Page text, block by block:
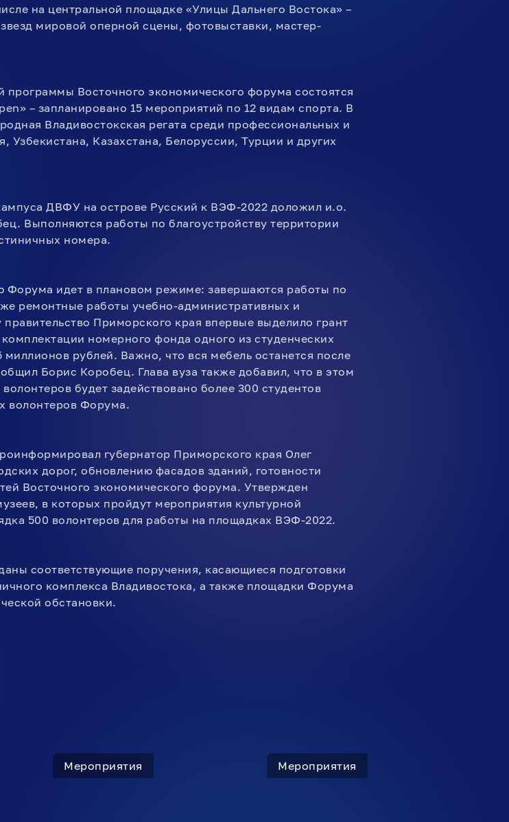
на центральной площадке «Улицы Дальнего Востока» –
мировой оперной сцены, фотовыставки, мастер-
программы Восточного экономического форума состоятся
– запланировано 15 мероприятий по 12 видам спорта. В
Владивостокская регата среди профессиональных и
Узбекистана, Казахстана, Белоруссии, Турции и других
ДВФУ на острове Русский к ВЭФ-2022 доложил и.о.
Выполняются работы по благоустройству территории
номера.
Форума идет в плановом режиме: завершаются работы по
ремонтные работы учебно-административных и
Приморского края впервые выделило грант
номерного фонда одного из студенческих
рублей. Важно, что вся мебель останется после
Борис Коробец. Глава вуза также добавил, что в этом
будет задействовано более 300 студентов
волонтеров Форума.
губернатор Приморского края Олег
дорог, обновлению фасадов зданий, готовности
Восточного экономического форума. Утвержден
в которых пройдут мероприятия культурной
500 волонтеров для работы на площадках ВЭФ-2022.
соответствующие поручения, касающиеся подготовки
комплекса Владивостока, а также площадки Форума
обстановки.
Мероприятия Мероприятия